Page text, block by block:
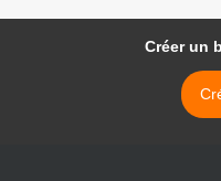
Créer un